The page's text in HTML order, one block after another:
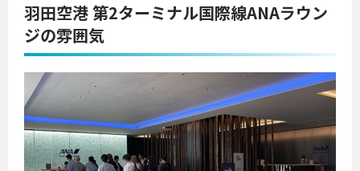
羽田空港 第2ターミナル国際線ANAラウン
ジの雰囲気